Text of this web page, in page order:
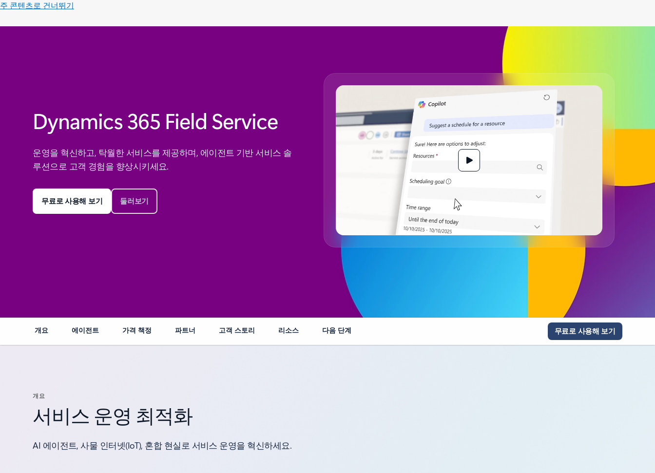
주 콘텐츠로 건너뛰기
Dynamics 365 Field Service
운영을 혁신하고, 탁월한 서비스를 제공하며, 에이전트 기반 서비스 솔
루션으로 고객 경험을 향상시키세요.
무료로 사용해 보기 둘러보기
개요 에이전트 가격 책정 파트너 고객 스토리 리소스 다음 단계 무료로 사용해 보기
개요
서비스 운영 최적화
AI 에이전트, 사물 인터넷(IoT), 혼합 현실로 서비스 운영을 혁신하세요.